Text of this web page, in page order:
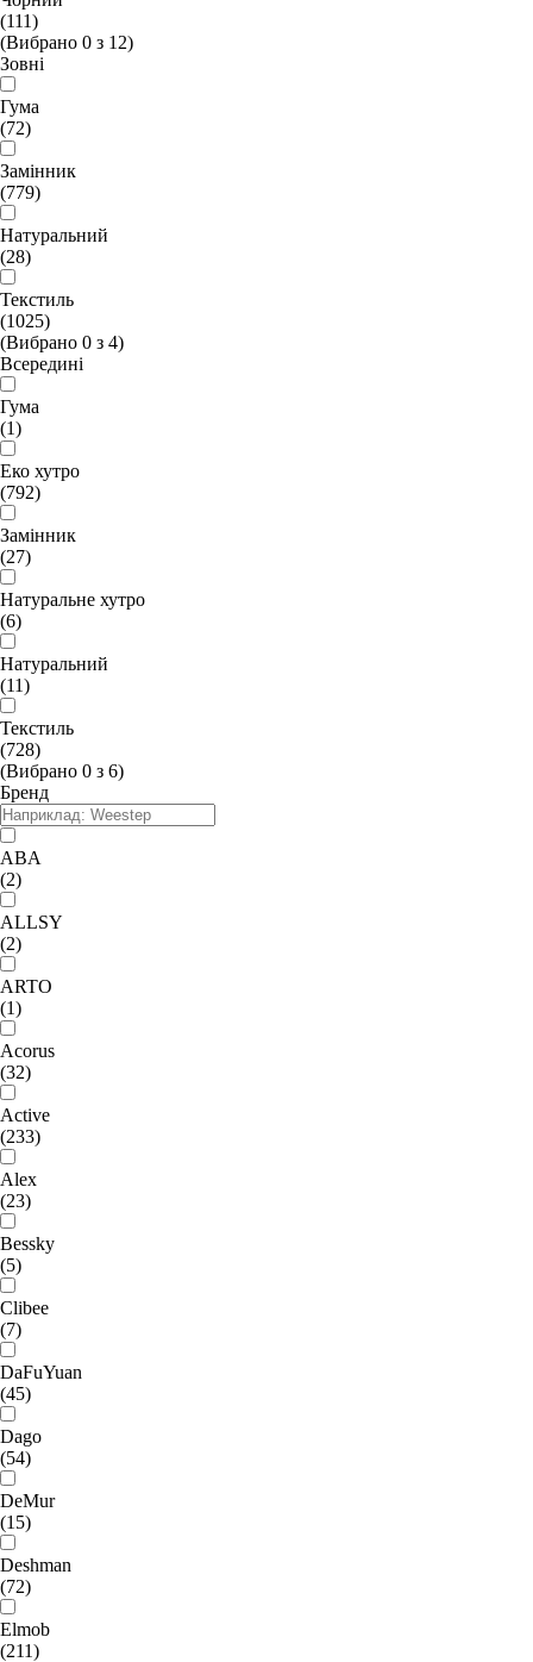
(111)
(Вибрано 0 з 12)
Зовні
Гума
(72)
Замінник
(779)
Натуральний
(28)
Текстиль
(1025)
(Вибрано 0 з 4)
Всередині
Гума
(1)
Еко хутро
(792)
Замінник
(27)
Натуральне хутро
(6)
Натуральний
(11)
Текстиль
(728)
(Вибрано 0 з 6)
Бренд
ABA
(2)
ALLSY
(2)
ARTO
(1)
Acorus
(32)
Active
(233)
Alex
(23)
Bessky
(5)
Clibee
(7)
DaFuYuan
(45)
Dago
(54)
DeMur
(15)
Deshman
(72)
Elmob
(211)